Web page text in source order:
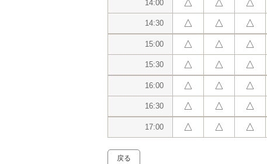
14:00
14:30
15:00
15:30
16:00
16:30
17:00
△
△
△
△
△
△
△
△
△
△
△
△
△
△
△
△
△
△
△
△
△
戻る